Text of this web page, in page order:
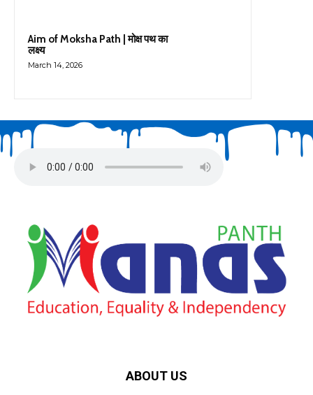
Aim of Moksha Path | मोक्ष पथ का
लक्ष्य
March 14, 2026
ABOUT US